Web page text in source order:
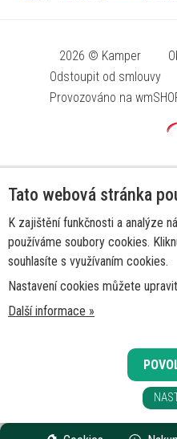
2026 © Kamper
Odstoupit od smlouvy
Provozováno na
Tato webová stránka
K zajištění funkčnosti a analýze
používáme soubory cookies.
souhlasíte s využívaním cookies.
Nastavení cookies můžete
Další informace »